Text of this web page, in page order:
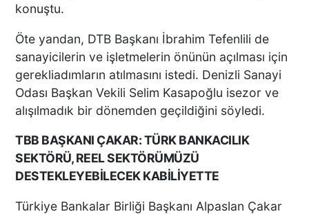
Deprem Anı Kamerada
BULDAN DEPREM ANI
YANSIDI
konuştu.
Öte yandan, DTB Başkanı İbrahim Tefenlili de
sanayicilerin ve işletmelerin önünün açılması için
gerekliadımların atılmasını istedi. Denizli Sanayi
Odası Başkan Vekili Selim Kasapoğlu isezor ve
alışılmadık bir dönemden geçildiğini söyledi.
TBB BAŞKANI ÇAKAR: TÜRK BANKACILIK
SEKTÖRÜ, REEL SEKTÖRÜMÜZÜ
DESTEKLEYEBİLECEK KABİLİYETTE
Türkiye Bankalar Birliği Başkanı Alpaslan Çakar